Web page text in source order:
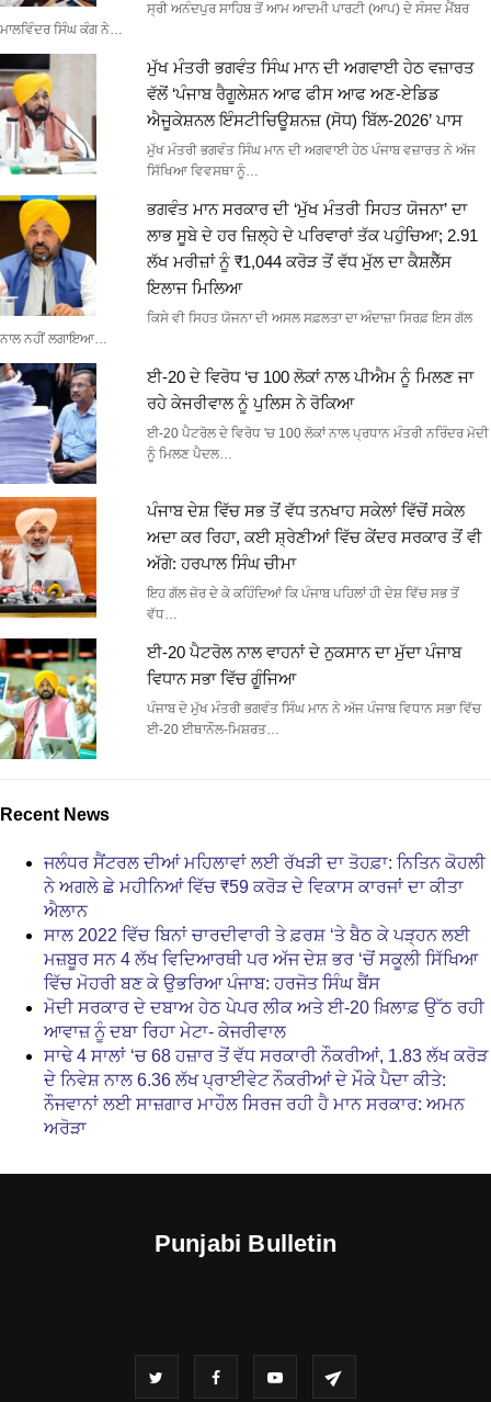
ਸ੍ਰੀ ਅਨੰਦਪੁਰ ਸਾਹਿਬ ਤੋਂ ਆਮ ਆਦਮੀ ਪਾਰਟੀ (ਆਪ) ਦੇ ਸੰਸਦ ਮੈਂਬਰ
ਮਾਲਵਿੰਦਰ ਸਿੰਘ ਕੰਗ ਨੇ…
ਮੁੱਖ ਮੰਤਰੀ ਭਗਵੰਤ ਸਿੰਘ ਮਾਨ ਦੀ ਅਗਵਾਈ ਹੇਠ ਵਜ਼ਾਰਤ
ਵੱਲੋਂ ‘ਪੰਜਾਬ ਰੈਗੂਲੇਸ਼ਨ ਆਫ ਫੀਸ ਆਫ ਅਣ-ਏਡਿਡ
ਐਜੂਕੇਸ਼ਨਲ ਇੰਸਟੀਚਿਊਸ਼ਨਜ਼ (ਸੋਧ) ਬਿੱਲ-2026’ ਪਾਸ
ਮੁੱਖ ਮੰਤਰੀ ਭਗਵੰਤ ਸਿੰਘ ਮਾਨ ਦੀ ਅਗਵਾਈ ਹੇਠ ਪੰਜਾਬ ਵਜ਼ਾਰਤ ਨੇ ਅੱਜ
ਸਿੱਖਿਆ ਵਿਵਸਥਾ ਨੂੰ…
ਭਗਵੰਤ ਮਾਨ ਸਰਕਾਰ ਦੀ ‘ਮੁੱਖ ਮੰਤਰੀ ਸਿਹਤ ਯੋਜਨਾ’ ਦਾ
ਲਾਭ ਸੂਬੇ ਦੇ ਹਰ ਜ਼ਿਲ੍ਹੇ ਦੇ ਪਰਿਵਾਰਾਂ ਤੱਕ ਪਹੁੰਚਿਆ; 2.91
ਲੱਖ ਮਰੀਜ਼ਾਂ ਨੂੰ ₹1,044 ਕਰੋੜ ਤੋਂ ਵੱਧ ਮੁੱਲ ਦਾ ਕੈਸ਼ਲੈੱਸ
ਇਲਾਜ ਮਿਲਿਆ
ਕਿਸੇ ਵੀ ਸਿਹਤ ਯੋਜਨਾ ਦੀ ਅਸਲ ਸਫ਼ਲਤਾ ਦਾ ਅੰਦਾਜ਼ਾ ਸਿਰਫ਼ ਇਸ ਗੱਲ
ਨਾਲ ਨਹੀਂ ਲਗਾਇਆ…
ਈ-20 ਦੇ ਵਿਰੋਧ ‘ਚ 100 ਲੋਕਾਂ ਨਾਲ ਪੀਐਮ ਨੂੰ ਮਿਲਣ ਜਾ
ਰਹੇ ਕੇਜਰੀਵਾਲ ਨੂੰ ਪੁਲਿਸ ਨੇ ਰੋਕਿਆ
ਈ-20 ਪੈਟਰੋਲ ਦੇ ਵਿਰੋਧ 'ਚ 100 ਲੋਕਾਂ ਨਾਲ ਪ੍ਰਧਾਨ ਮੰਤਰੀ ਨਰਿੰਦਰ ਮੋਦੀ
ਨੂੰ ਮਿਲਣ ਪੈਦਲ…
ਪੰਜਾਬ ਦੇਸ਼ ਵਿੱਚ ਸਭ ਤੋਂ ਵੱਧ ਤਨਖਾਹ ਸਕੇਲਾਂ ਵਿੱਚੋਂ ਸਕੇਲ
ਅਦਾ ਕਰ ਰਿਹਾ, ਕਈ ਸ਼੍ਰੇਣੀਆਂ ਵਿੱਚ ਕੇਂਦਰ ਸਰਕਾਰ ਤੋਂ ਵੀ
ਅੱਗੇ: ਹਰਪਾਲ ਸਿੰਘ ਚੀਮਾ
ਇਹ ਗੱਲ ਜ਼ੋਰ ਦੇ ਕੇ ਕਹਿੰਦਿਆਂ ਕਿ ਪੰਜਾਬ ਪਹਿਲਾਂ ਹੀ ਦੇਸ਼ ਵਿੱਚ ਸਭ ਤੋਂ
ਵੱਧ…
ਈ-20 ਪੈਟਰੋਲ ਨਾਲ ਵਾਹਨਾਂ ਦੇ ਨੁਕਸਾਨ ਦਾ ਮੁੱਦਾ ਪੰਜਾਬ
ਵਿਧਾਨ ਸਭਾ ਵਿੱਚ ਗੂੰਜਿਆ
ਪੰਜਾਬ ਦੇ ਮੁੱਖ ਮੰਤਰੀ ਭਗਵੰਤ ਸਿੰਘ ਮਾਨ ਨੇ ਅੱਜ ਪੰਜਾਬ ਵਿਧਾਨ ਸਭਾ ਵਿੱਚ
ਈ-20 ਈਥਾਨੌਲ-ਮਿਸ਼ਰਤ…
Recent News
ਜਲੰਧਰ ਸੈਂਟਰਲ ਦੀਆਂ ਮਹਿਲਾਵਾਂ ਲਈ ਰੱਖੜੀ ਦਾ ਤੋਹਫ਼ਾ: ਨਿਤਿਨ ਕੋਹਲੀ
ਨੇ ਅਗਲੇ ਛੇ ਮਹੀਨਿਆਂ ਵਿੱਚ ₹59 ਕਰੋੜ ਦੇ ਵਿਕਾਸ ਕਾਰਜਾਂ ਦਾ ਕੀਤਾ
ਐਲਾਨ
ਸਾਲ 2022 ਵਿੱਚ ਬਿਨਾਂ ਚਾਰਦੀਵਾਰੀ ਤੇ ਫ਼ਰਸ਼ ‘ਤੇ ਬੈਠ ਕੇ ਪੜ੍ਹਨ ਲਈ
ਮਜ਼ਬੂਰ ਸਨ 4 ਲੱਖ ਵਿਦਿਆਰਥੀ ਪਰ ਅੱਜ ਦੇਸ਼ ਭਰ ‘ਚੋਂ ਸਕੂਲੀ ਸਿੱਖਿਆ
ਵਿੱਚ ਮੋਹਰੀ ਬਣ ਕੇ ਉਭਰਿਆ ਪੰਜਾਬ: ਹਰਜੋਤ ਸਿੰਘ ਬੈਂਸ
ਮੋਦੀ ਸਰਕਾਰ ਦੇ ਦਬਾਅ ਹੇਠ ਪੇਪਰ ਲੀਕ ਅਤੇ ਈ-20 ਖ਼ਿਲਾਫ਼ ਉੱਠ ਰਹੀ
ਆਵਾਜ਼ ਨੂੰ ਦਬਾ ਰਿਹਾ ਮੇਟਾ- ਕੇਜਰੀਵਾਲ
ਸਾਢੇ 4 ਸਾਲਾਂ ‘ਚ 68 ਹਜ਼ਾਰ ਤੋਂ ਵੱਧ ਸਰਕਾਰੀ ਨੌਕਰੀਆਂ, 1.83 ਲੱਖ ਕਰੋੜ
ਦੇ ਨਿਵੇਸ਼ ਨਾਲ 6.36 ਲੱਖ ਪ੍ਰਾਈਵੇਟ ਨੌਕਰੀਆਂ ਦੇ ਮੌਕੇ ਪੈਦਾ ਕੀਤੇ:
ਨੌਜਵਾਨਾਂ ਲਈ ਸਾਜ਼ਗਾਰ ਮਾਹੌਲ ਸਿਰਜ ਰਹੀ ਹੈ ਮਾਨ ਸਰਕਾਰ: ਅਮਨ
ਅਰੋੜਾ
Punjabi Bulletin